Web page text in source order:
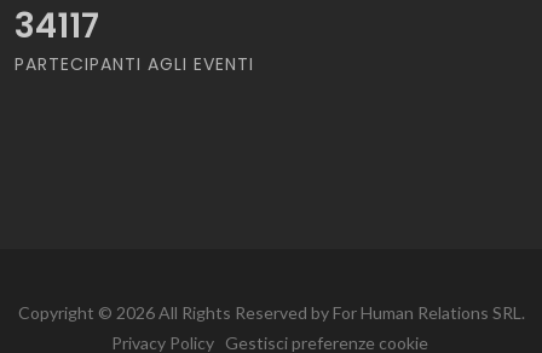
34117
PARTECIPANTI AGLI EVENTI
Copyright © 2026 All Rights Reserved by For Human Relations SRL.
Privacy Policy
Gestisci preferenze cookie